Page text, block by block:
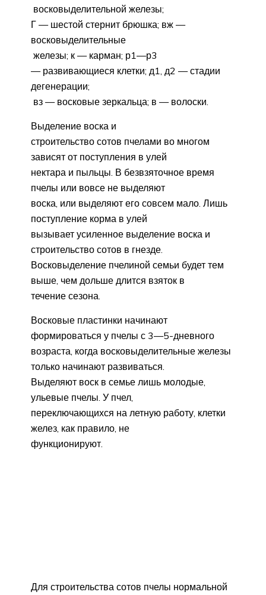
восковыделительной железы;
Г — шестой стернит брюшка; вж —
восковыделительные
железы; к — карман; р1—р3
— развивающиеся клетки; д1, д2 — стадии
дегенерации;
вз — восковые зеркальца; в — волоски.
Выделение воска и
строительство сотов пчелами во многом
зависят от поступления в улей
нектара и пыльцы. В безвзяточное время
пчелы или вовсе не выделяют
воска, или выделяют его совсем мало. Лишь
поступление корма в улей
вызывает усиленное выделение воска и
строительство сотов в гнезде.
Восковыделение пчелиной семьи будет тем
выше, чем дольше длится взяток в
течение сезона.
Восковые пластинки начинают
формироваться у пчелы с 3—5-дневного
возраста, когда восковыделительные железы
только начинают развиваться.
Выделяют воск в семье лишь молодые,
ульевые пчелы. У пчел,
переключающихся на летную работу, клетки
желез, как правило, не
функционируют.
Для строительства сотов пчелы нормальной